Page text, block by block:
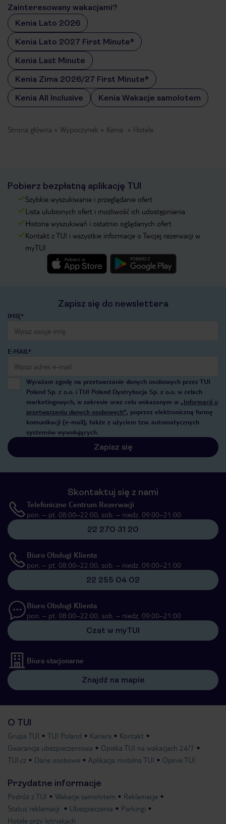
Zainteresowany wakacjami?
Kenia Lato 2026
Kenia Lato 2027 First Minute®
Kenia Last Minute
Kenia Zima 2026/27 First Minute®
Kenia All Inclusive
Kenia Wakacje samolotem
Strona główna Wypoczynek Kenia Hotele
Pobierz bezpłatną aplikację TUI
Szybkie wyszukiwanie i przeglądanie ofert
Lista ulubionych ofert i możliwość ich udostępniania
Historia wyszukiwań i ostatnio oglądanych ofert
Kontakt z TUI i wszystkie informacje o Twojej rezerwacji w
myTUI
Zapisz się do newslettera
IMIĘ*
E-MAIL*
Wyrażam zgodę na przetwarzanie danych osobowych przez TUI
Poland Sp. z o.o. i TUI Poland Dystrybucja Sp. z o.o. w celach
marketingowych, w zakresie oraz celu wskazanym w „Informacji o
przetwarzaniu danych osobowych”, poprzez elektroniczną formę
komunikacji (e-mail), także z użyciem tzw. automatycznych
systemów wywołujących.
Zapisz się
Skontaktuj się z nami
Telefoniczne Centrum Rezerwacji
pon. – pt. 08:00–22:00, sob. – niedz. 09:00–21:00
22 270 31 20
Biuro Obsługi Klienta
pon. – pt. 08:00–22:00, sob. – niedz. 09:00–21:00
22 255 04 02
Biuro Obsługi Klienta
pon. – pt. 08:00–22:00, sob. – niedz. 09:00–21:00
Czat w myTUI
Biura stacjonarne
Znajdź na mapie
O TUI
Grupa TUI TUI Poland Kariera
Kontakt
Gwarancja ubezpieczeniowa
Opieka TUI na wakacjach 24/7
TUI.cz
Dane osobowe Aplikacja mobilna TUI Opinie TUI
Przydatne informacje
Podróż z TUI Wakacje samolotem
Reklamacje
Status reklamacji
Ubezpieczenia
Parkingi
Hotele przy lotniskach